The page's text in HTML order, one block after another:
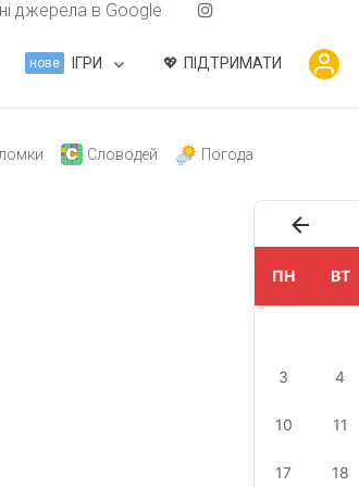
джерела в Google
нове ІГРИ ПІДТРИМАТИ
Словодей Погода
ПН ВТ
3 4
10 11
17 18